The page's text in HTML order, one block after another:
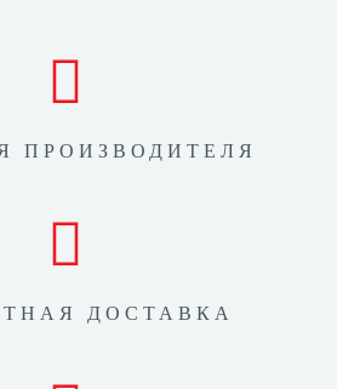
ПРОИЗВОДИТЕЛЯ
ДОСТАВКА